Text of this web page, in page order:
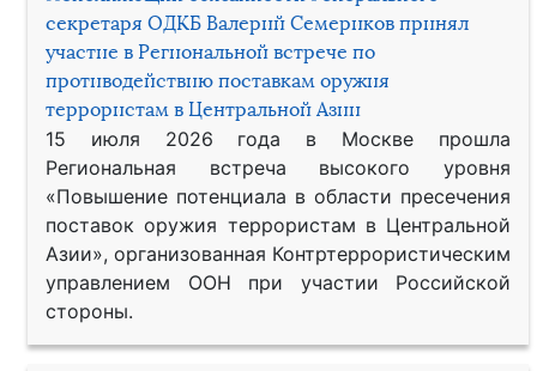
секретаря ОДКБ Валерий Семериков принял
участие в Региональной встрече по
противодействию поставкам оружия
террористам в Центральной Азии
15 июля 2026 года в Москве прошла
Региональная встреча высокого уровня
«Повышение потенциала в области пресечения
поставок оружия террористам в Центральной
Азии», организованная Контртеррористическим
управлением ООН при участии Российской
стороны.